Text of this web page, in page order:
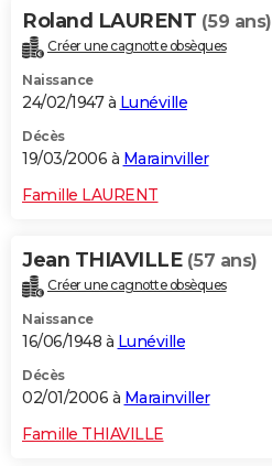
Roland LAURENT (59 ans)
Créer une cagnotte obsèques
Naissance
24/02/1947 à Lunéville
Décès
19/03/2006 à Marainviller
Famille LAURENT
Jean THIAVILLE (57 ans)
Créer une cagnotte obsèques
Naissance
16/06/1948 à Lunéville
Décès
02/01/2006 à Marainviller
Famille THIAVILLE